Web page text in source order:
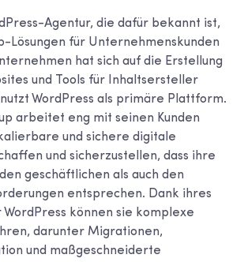
Agentur, die dafür bekannt ist,
Lösungen für Unternehmenskunden
hat sich auf die Erstellung
und Tools für Inhaltsersteller
WordPress als primäre Plattform.
arbeitet eng mit seinen Kunden
und sichere digitale
und sicherzustellen, dass ihre
geschäftlichen als auch den
entsprechen. Dank ihres
WordPress können sie komplexe
darunter Migrationen,
und maßgeschneiderte